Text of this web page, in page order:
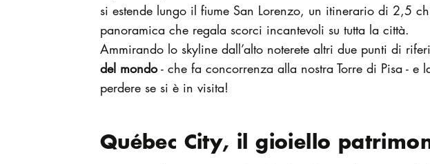
si estende lungo il fiume San Lorenzo, un itinerario di 2,5
panoramica che regala scorci incantevoli su tutta la città.
Ammirando lo skyline dall’alto noterete altri due punti di
del mondo- che fa concorrenza alla nostra Torre di Pisa -
perdere se si è in visita!
Québec City, il gioiello